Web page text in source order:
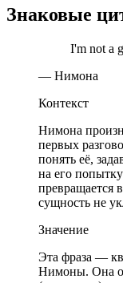
Знаковые
I'm not a
— Нимона
Контекст
Нимона
первых
понять её,
на его
превращается
сущность не
Значение
Эта фраза —
Нимоны. Она